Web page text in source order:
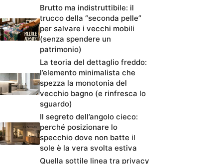
Brutto ma indistruttibile: il
trucco della “seconda pelle”
per salvare i vecchi mobili
(senza spendere un
patrimonio)
La teoria del dettaglio freddo:
l’elemento minimalista che
spezza la monotonia del
vecchio bagno (e rinfresca lo
sguardo)
Il segreto dell’angolo cieco:
perché posizionare lo
specchio dove non batte il
sole è la vera svolta estiva
Quella sottile linea tra privacy